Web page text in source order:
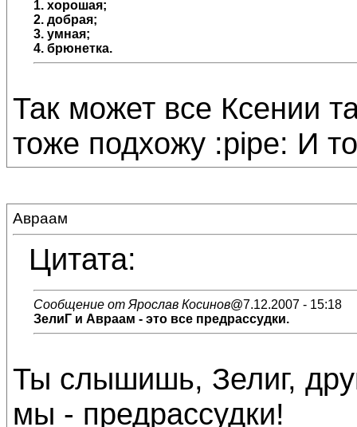
1. хорошая;
2. добрая;
3. умная;
4. брюнетка.
Так может все Ксении
тоже подхожу :pipe: И
Авраам
Цитата:
Сообщение от Ярослав Косинов@7.12.2007 - 15:18
ЗелиГ и Авраам - это все предрассудки.
Ты слышишь, Зелиг,
мы - предрассудки!